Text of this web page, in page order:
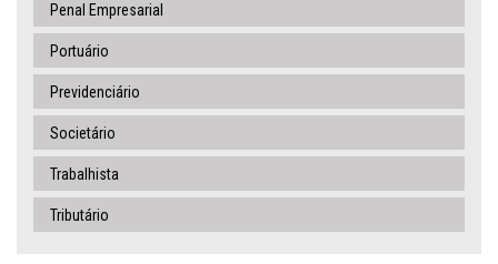
Penal Empresarial
Portuário
Previdenciário
Societário
Trabalhista
Tributário